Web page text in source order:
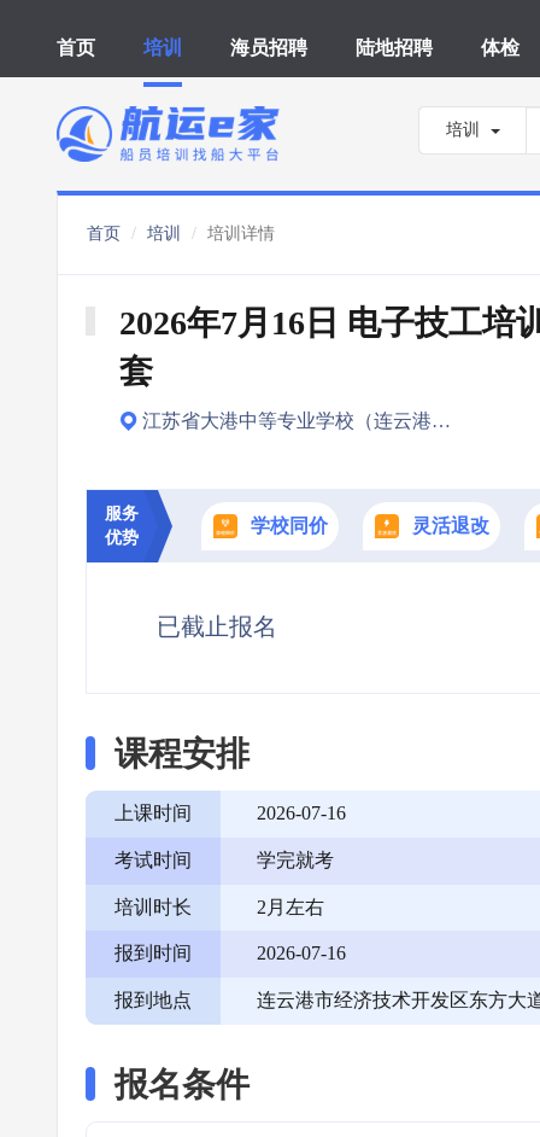
首页 培训 海员招聘 陆地招聘 体检
培训
首页 培训 培训详情
2026年7月16日 电子技工培
套
江苏省大港中等专业学校（连云港市）
服务
优势
学校同价 灵活退改
已截止报名
课程安排
上课时间 2026-07-16
考试时间 学完就考
培训时长 2月左右
报到时间 2026-07-16
报到地点 连云港市经济技术开发区东方大
报名条件